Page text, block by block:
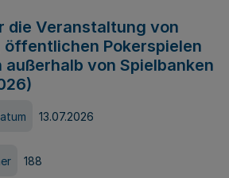
die Veranstaltung von
Pokerspielen
von Spielbanken
13.07.2026
188